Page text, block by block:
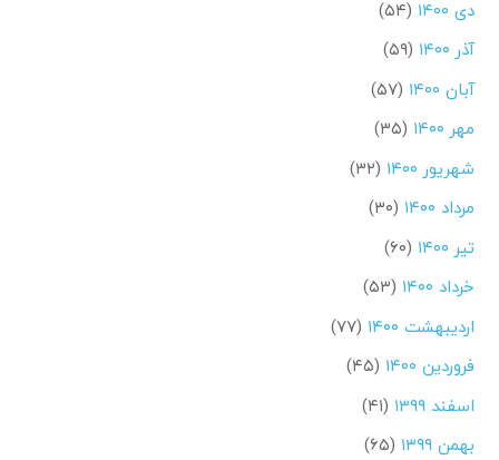
دی ۱۴۰۰
(۵۴)
آذر ۱۴۰۰
(۵۹)
آبان ۱۴۰۰
(۵۷)
مهر ۱۴۰۰
(۳۵)
شهریور ۱۴۰۰
(۳۲)
مرداد ۱۴۰۰
(۳۰)
تیر ۱۴۰۰
(۶۰)
خرداد ۱۴۰۰
(۵۳)
اردیبهشت ۱۴۰۰
(۷۷)
فروردین ۱۴۰۰
(۴۵)
اسفند ۱۳۹۹
(۴۱)
بهمن ۱۳۹۹
(۶۵)